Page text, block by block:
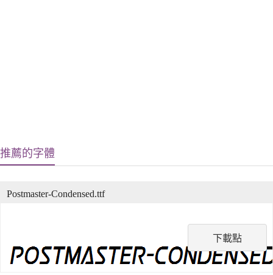
推薦的字體
下載點
Postmaster-Condensed.ttf